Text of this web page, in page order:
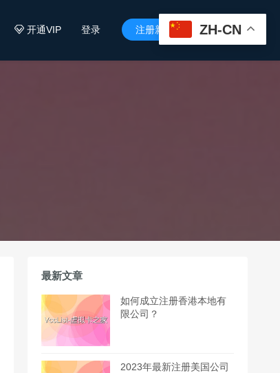
开通VIP 登录 注册新用户 
最新文章
如何成立注册香港本地有
限公司？
2023年最新注册美国公司
ZH-CN